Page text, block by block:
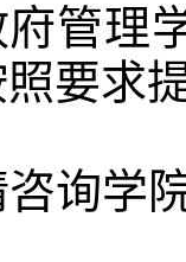
管理
要求
询学